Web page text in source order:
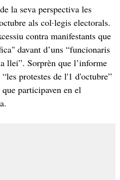
la seva perspectiva les
als col·legis electorals.
contra manifestants que
davant d’uns “funcionaris
llei”. Sorprèn que l’informe
protestes de l'1 d'octubre”
participaven en el